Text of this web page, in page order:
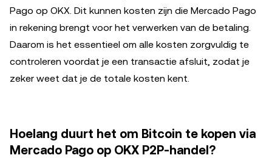
Pago op OKX. Dit kunnen kosten zijn die Mercado Pago
in rekening brengt voor het verwerken van de betaling.
Daarom is het essentieel om alle kosten zorgvuldig te
controleren voordat je een transactie afsluit, zodat je
zeker weet dat je de totale kosten kent.
Hoelang duurt het om Bitcoin te kopen via
Mercado Pago op OKX P2P-handel?